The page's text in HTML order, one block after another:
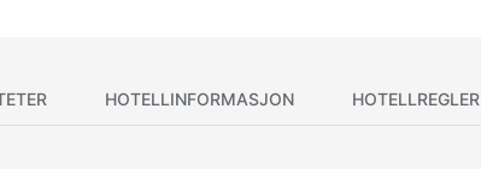
HOTELLINFORMASJON HOTELLREGLER